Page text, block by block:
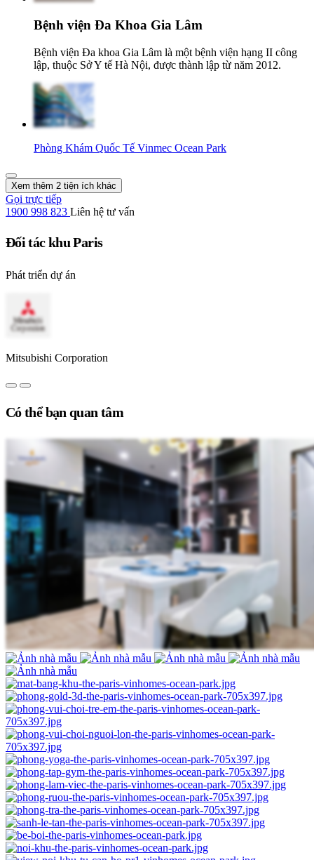
Bệnh viện Đa Khoa Gia Lâm
Bệnh viện Đa khoa Gia Lâm là một bệnh viện hạng II công
lập, thuộc Sở Y tế Hà Nội, được thành lập từ năm 2012.
Phòng Khám Quốc Tế Vinmec Ocean Park
Xem thêm 2 tiện ích khác
Gọi trực tiếp
1900 998 823 Liên hệ tư vấn
Đối tác khu Paris
Phát triển dự án
Mitsubishi Corporation
Có thể bạn quan tâm